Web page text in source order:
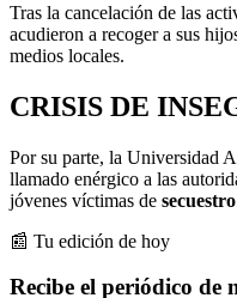
Tras la cancelación de las
acudieron a recoger a sus
medios locales.
CRISIS DE
Por su parte, la Universidad
llamado enérgico a las
jóvenes víctimas de secuestro
📰 Tu edición de hoy
Recibe el periódico de